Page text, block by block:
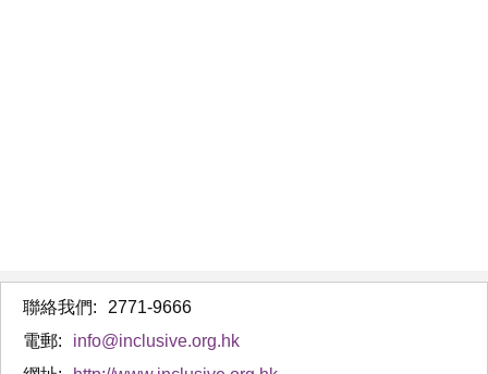
聯絡我們:
2771-9666
電郵:
info@inclusive.org.hk